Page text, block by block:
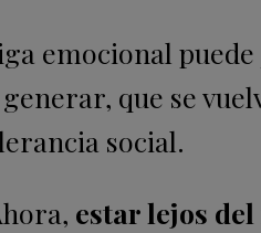
emocional
que se
social.
estar lejos